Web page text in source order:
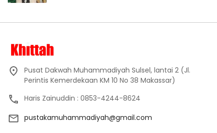
Pusat Dakwah Muhammadiyah Sulsel, lantai 2 (Jl.
Perintis Kemerdekaan KM 10 No 38 Makassar)
Haris Zainuddin : 0853-4244-8624
pustakamuhammadiyah@gmail.com